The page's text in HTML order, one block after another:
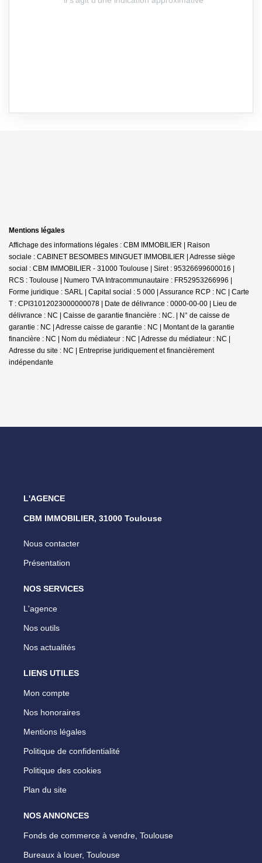
Mentions légales
Affichage des informations légales : CBM IMMOBILIER | Raison
sociale : CABINET BESOMBES MINGUET IMMOBILIER | Adresse siège
social : CBM IMMOBILIER - 31000 Toulouse | Siret : 95326699600016 |
RCS : Toulouse | Numero TVA Intracommunautaire : FR52953266996 |
Forme juridique : SARL | Capital social : 5 000 | Assurance RCP : NC | Carte
T : CPI31012023000000078 | Date de délivrance : 0000-00-00 | Lieu de
délivrance : NC | Caisse de garantie financière : NC. | N° de caisse de
garantie : NC | Adresse caisse de garantie : NC | Montant de la garantie
financière : NC | Nom du médiateur : NC | Adresse du médiateur : NC |
Adresse du site : NC | Entreprise juridiquement et financièrement
indépendante
L'AGENCE
CBM IMMOBILIER, 31000 Toulouse
Nous contacter
Présentation
NOS SERVICES
L'agence
Nos outils
Nos actualités
LIENS UTILES
Mon compte
Nos honoraires
Mentions légales
Politique de confidentialité
Politique des cookies
Plan du site
NOS ANNONCES
Fonds de commerce à vendre, Toulouse
Bureaux à louer, Toulouse